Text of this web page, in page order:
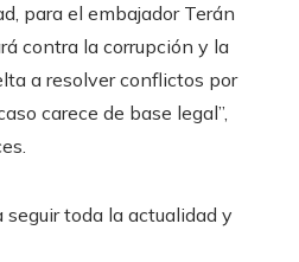
para el embajador Terán
contra la corrupción y la
a resolver conflictos por
carece de base legal”,
seguir toda la actualidad y